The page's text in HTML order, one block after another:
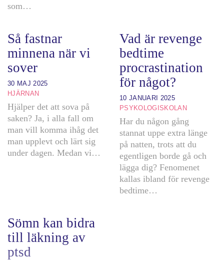
som…
Så fastnar
minnena när vi
sover
30 MAJ 2025
HJÄRNAN
Hjälper det att sova på
saken? Ja, i alla fall om
man vill komma ihåg det
man upplevt och lärt sig
under dagen. Medan vi…
Vad är revenge
bedtime
procrastination
för något?
10 JANUARI 2025
PSYKOLOGISKOLAN
Har du någon gång
stannat uppe extra länge
på natten, trots att du
egentligen borde gå och
lägga dig? Fenomenet
kallas ibland för revenge
bedtime…
Sömn kan bidra
till läkning av
ptsd